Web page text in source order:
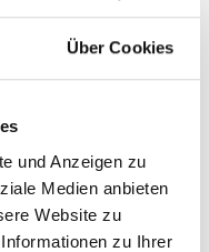
Über Cookies
und Anzeigen zu
Medien anbieten
Website zu
zu Ihrer
vernetzen Ihre
und
per App